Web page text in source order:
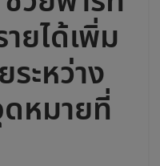
ยได้เพิ่ม
ระหว่าง
ดหมายที่